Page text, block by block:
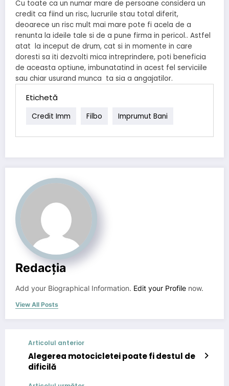
Cu toate ca un numar mare de persoane considera un
credit ca fiind un risc, lucrurile stau total diferit,
deoarece un risc mult mai mare pote fi acela de a
renunta la ideile tale si de a pune firma in pericol.. Astfel
atat la inceput de drum, cat si in momente in care
doresti sa iti dezvolti mica intreprindere, poti beneficia
de aceasta optiune, imbunatatind in acest fel serviciile
sau chiar usurand munca ta sia a angajatilor.
Etichetă
Credit Imm Filbo Imprumut Bani
Redacția
Add your Biographical Information. Edit your Profile now.
View All Posts
Articolul anterior
Alegerea motocicletei poate fi destul de
dificilă